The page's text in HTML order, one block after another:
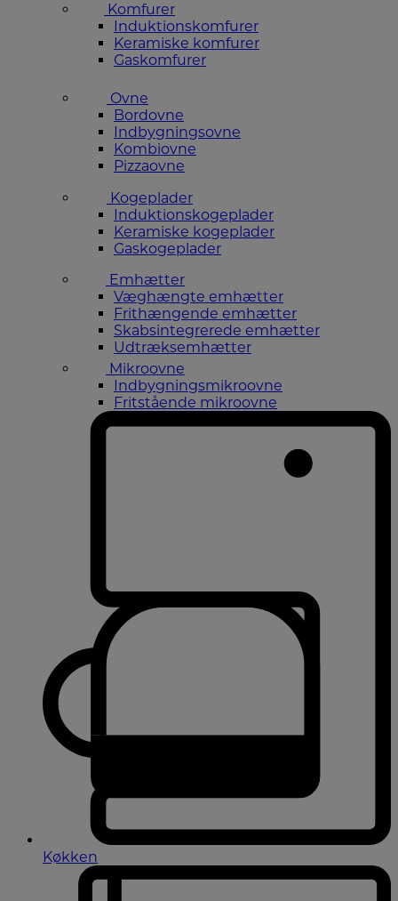
Komfurer
Induktionskomfurer
Keramiske komfurer
Gaskomfurer
Ovne
Bordovne
Indbygningsovne
Kombiovne
Pizzaovne
Kogeplader
Induktionskogeplader
Keramiske kogeplader
Gaskogeplader
Emhætter
Væghængte emhætter
Frithængende emhætter
Skabsintegrerede emhætter
Udtræksemhætter
Mikroovne
Indbygningsmikroovne
Fritstående mikroovne
Køkken